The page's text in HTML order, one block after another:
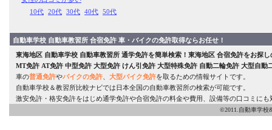
10代 20代 30代 40代 50代
自動車学校 自動車教習所 合宿免許 車・バイクの免許取得ならお任せ！
東海地区 自動車学校 自動車教習所 通学免許を簡単検索！ 東海地区 合宿免許をお探
MT免許 AT免許 中型免許 大型免許 けん引免許 大型特殊免許 自動二輪免許 大型自動
車の普通免許やバイクの免許 大型バイク免許を取るための情報サイトです。
自動車学校＆教習所比較ナビでは日本全国の自動車教習所の検索が可能です。
激安免許・格安免許をはじめ通学免許や合宿免許の料金や費用、設備等の口コミに
©2011.自動車学校